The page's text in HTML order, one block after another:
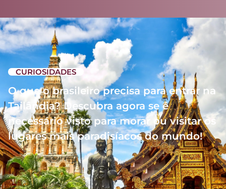
CURIOSIDADES
O que o brasileiro precisa para entrar na
Tailândia? Descubra agora se é
necessário visto para morar ou visitar os
lugares mais paradisíacos do mundo!